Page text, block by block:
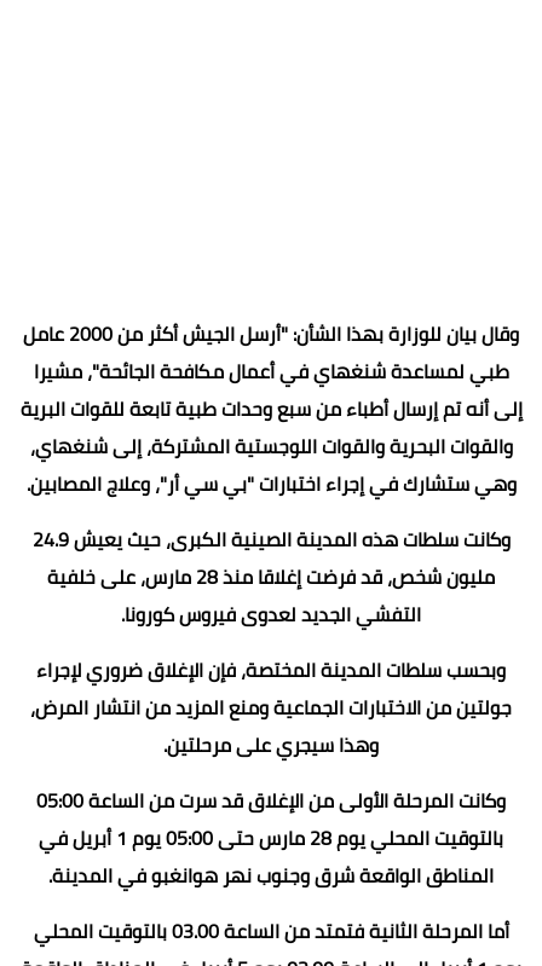
وقال بيان للوزارة بهذا الشأن: "أرسل الجيش أكثر من 2000 عامل
طبي لمساعدة شنغهاي في أعمال مكافحة الجائحة"، مشيرا
إلى أنه تم إرسال أطباء من سبع وحدات طبية تابعة للقوات البرية
والقوات البحرية والقوات اللوجستية المشتركة، إلى شنغهاي،
وهي ستشارك في إجراء اختبارات "بي سي أر"، وعلاج المصابين.
وكانت سلطات هذه المدينة الصينية الكبرى، حيث يعيش 24.9
مليون شخص، قد فرضت إغلاقا منذ 28 مارس، على خلفية
التفشي الجديد لعدوى فيروس كورونا.
وبحسب سلطات المدينة المختصة، فإن الإغلاق ضروري لإجراء
جولتين من الاختبارات الجماعية ومنع المزيد من انتشار المرض،
وهذا سيجري على مرحلتين.
وكانت المرحلة الأولى من الإغلاق قد سرت من الساعة 05:00
بالتوقيت المحلي يوم 28 مارس حتى 05:00 يوم 1 أبريل في
المناطق الواقعة شرق وجنوب نهر هوانغبو في المدينة.
أما المرحلة الثانية فتمتد من الساعة 03.00 بالتوقيت المحلي